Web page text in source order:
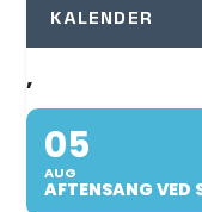
KALENDER
,
05
AUG
AFTENSANG VED